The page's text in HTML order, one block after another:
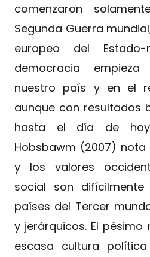
comenzaron
Segunda Guerra
europeo del
democracia
nuestro país y en el
aunque con resultados
hasta el día de
Hobsbawm (2007)
y los valores
social son
países del Tercer
y jerárquicos. El
escasa cultura